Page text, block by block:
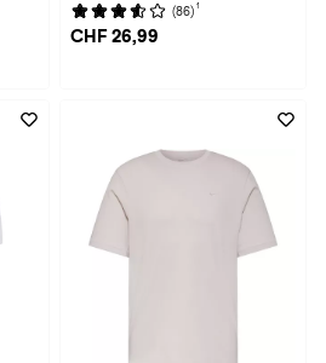
(86) 1
CHF 26,99